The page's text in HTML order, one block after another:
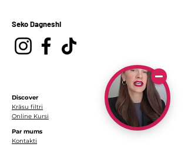
Seko Dagneshi
Discover
Krāsu filtri
Online Kursi
Par mums
Kontakti